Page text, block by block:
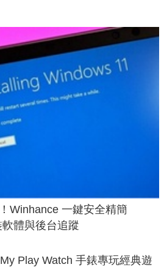
Winhance 一鍵安全精簡
體與後台追蹤
Play Watch 手錶專玩經典遊